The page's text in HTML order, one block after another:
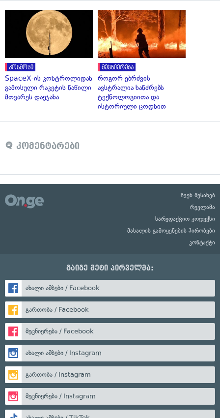
კოსმოსი
SpaceX-ის კონტროლიდან
გამოსული რაკეტის ნაწილი
მთვარეს დაეჯახა
მეცნიერება
როგორ ებრძვის
ავსტრალია ხანძრებს
ტექნოლოგიითა და
ისტორიული ცოდნით
კომენტარები
ჩვენ შესახებ
რეკლამა
სარედაქციო კოდექსი
მასალის გამოყენების პირობები
კონტაქტი
გაიგე მეტი პირველმა:
ახალი ამბები / Facebook
გართობა / Facebook
მეცნიერება / Facebook
ახალი ამბები / Instagram
გართობა / Instagram
მეცნიერება / Instagram